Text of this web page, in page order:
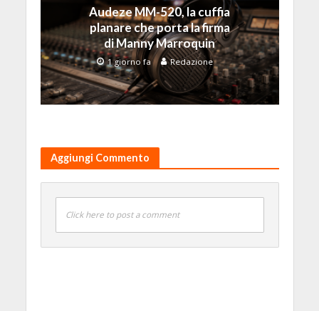
Audeze MM-520, la cuffia
planare che porta la firma
di Manny Marroquin
1 giorno fa Redazione
Aggiungi Commento
Click here to post a comment